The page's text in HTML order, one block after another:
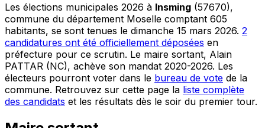
Les élections municipales 2026 à Insming (57670),
commune du département Moselle comptant 605
habitants, se sont tenues le dimanche 15 mars 2026. 2
candidatures ont été officiellement déposées en
préfecture pour ce scrutin. Le maire sortant, Alain
PATTAR (NC), achève son mandat 2020-2026. Les
électeurs pourront voter dans le bureau de vote de la
commune. Retrouvez sur cette page la liste complète
des candidats et les résultats dès le soir du premier tour.